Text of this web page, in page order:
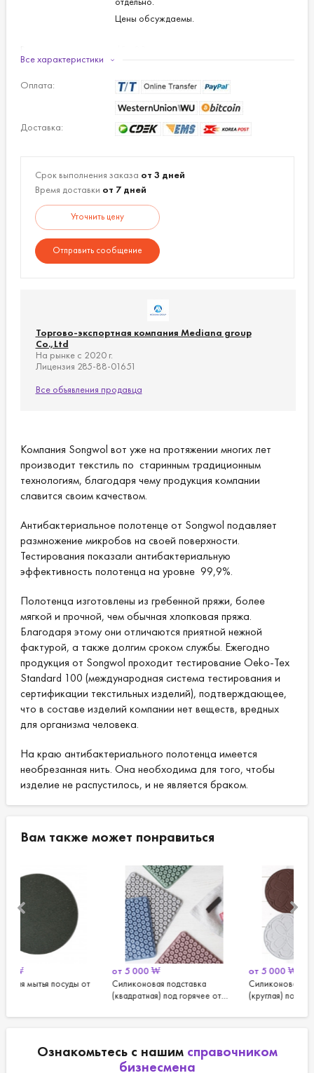
Цены обсуждаемы.
Материал: гребенная пряжа.
30 текс.
Плотность ткани: 530 г/м2.
Все характеристики
Оплата:
Доставка:
Срок выполнения заказа от 3 дней
Время доставки от 7 дней
Уточнить цену
Отправить сообщение
Торгово-экспортная компания Mediana group
Co.,Ltd
На рынке с 2020 г.
Лицензия 285-88-01651
Все объявления продавца
Компания Songwol вот уже на протяжении многих лет
производит текстиль по старинным традиционным
технологиям, благодаря чему продукция компании
славится своим качеством.
Антибактериальное полотенце от Songwol подавляет
размножение микробов на своей поверхности.
Тестирования показали антибактериальную
эффективность полотенца на уровне 99,9%.
Полотенца изготовлены из гребенной пряжи, более
мягкой и прочной, чем обычная хлопковая пряжа.
Благодаря этому они отличаются приятной нежной
фактурой, а также долгим сроком службы. Ежегодно
продукция от Songwol проходит тестирование Oeko-Tex
Standard 100 (международная система тестирования и
сертификации текстильных изделий), подтверждающее,
что в составе изделий компании нет веществ, вредных
для организма человека.
На краю антибактериального полотенца имеется
необрезанная нить. Она необходима для того, чтобы
изделие не распустилось, и не является браком.
Вам также может понравиться
Силиконовая подставка
(квадратная) под горячее от
Силиконовая подставка
(круглая) под горячее от
Ознакомьтесь с нашим справочником
бизнесмена